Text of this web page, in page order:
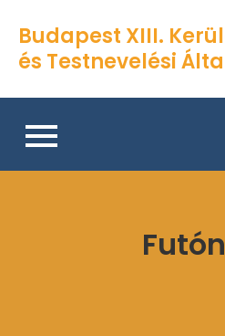
content
Budapest XIII.
és Testnevelési